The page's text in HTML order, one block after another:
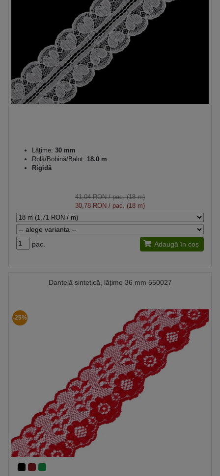
Lăţime: 30 mm
Rolă/Bobină/Balot: 18.0 m
Rigidă
41,04 RON/ pac. (18 m)
30,78 RON / pac. (18 m)
pac. Adaugă în coș
Dantelă sintetică, lățime 36 mm 550027
-25%